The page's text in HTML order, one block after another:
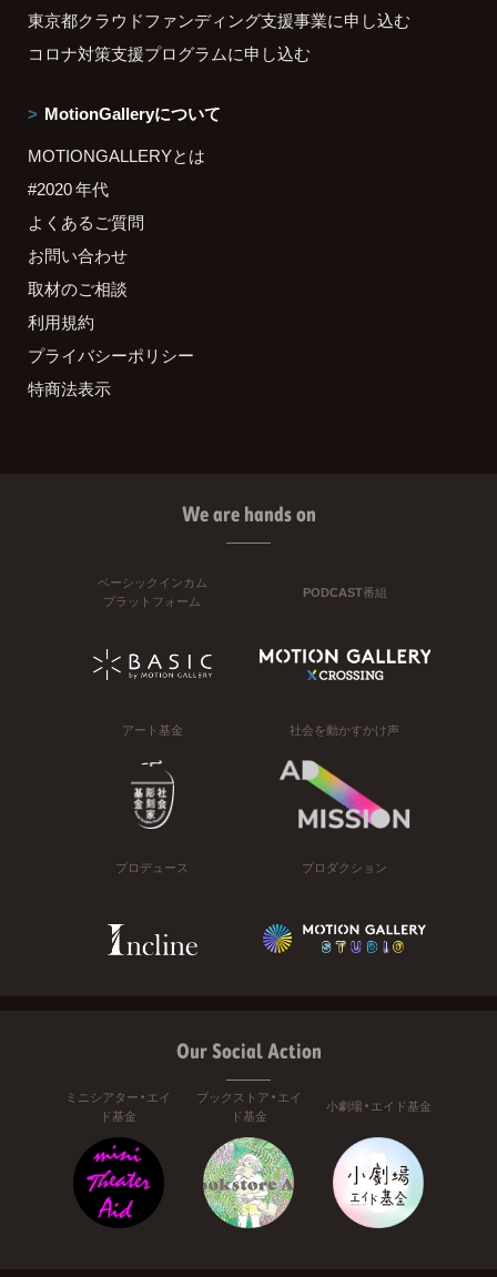
東京都クラウドファンディング支援事業に申し込む
コロナ対策支援プログラムに申し込む
MotionGalleryについて
MOTIONGALLERYとは
#2020 年代
よくあるご質問
お問い合わせ
取材のご相談
利用規約
プライバシーポリシー
特商法表示
We are hands on
ベーシックインカム
プラットフォーム
PODCAST番組
アート基金 社会を動かすかけ声
プロデュース プロダクション
Our Social Action
ミニシアター・エイ
ド基金
ブックストア・エイ
ド基金
小劇場・エイド基金